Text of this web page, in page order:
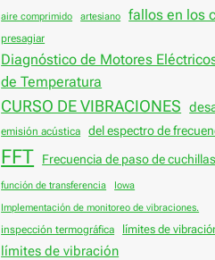
aire comprimido artesiano fallos en los
presagiar
Diagnóstico de Motores
de Temperatura
CURSO DE VIBRACIONES
emisión acústica del espectro de
FFT Frecuencia de paso de cuchillas
función de transferencia
Iowa
Implementación de monitoreo de vibraciones.
inspección termográfica límites de
límites de vibración